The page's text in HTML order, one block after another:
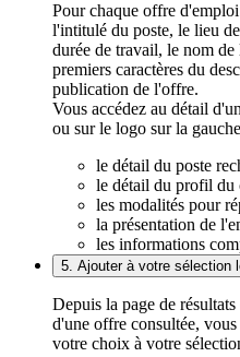
Pour chaque offre
l'intitulé du poste, le lieu
durée de travail, le nom
premiers caractères du
publication de l'offre.
Vous accédez au détail
ou sur le logo sur la
le détail du poste
le détail du profil du
les modalités pour
la présentation de
les informations
5. Ajouter à votre sélection
Depuis la page de
d'une offre consultée,
votre choix à votre